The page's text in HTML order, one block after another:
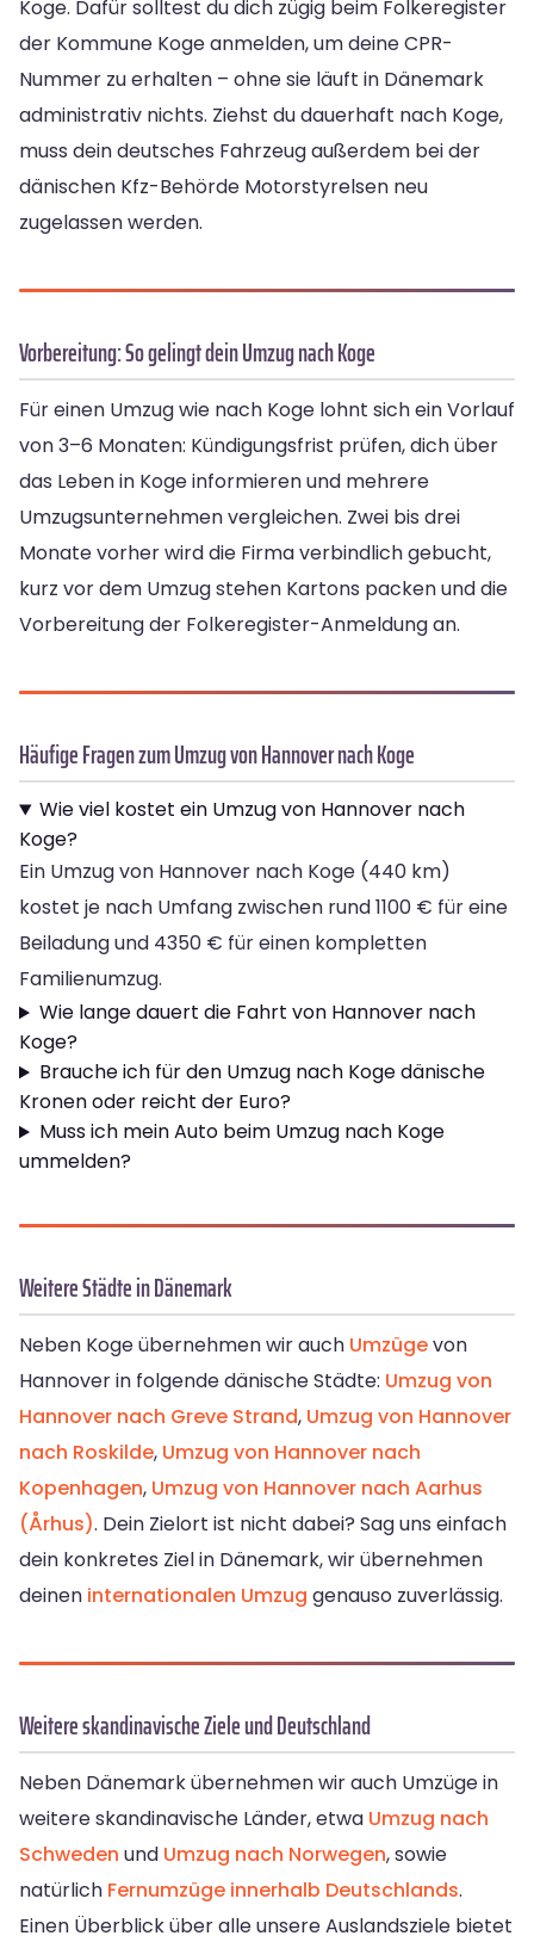
Koge. Dafür solltest du dich zügig beim Folkeregister
der Kommune Koge anmelden, um deine CPR-
Nummer zu erhalten – ohne sie läuft in Dänemark
administrativ nichts. Ziehst du dauerhaft nach Koge,
muss dein deutsches Fahrzeug außerdem bei der
dänischen Kfz-Behörde Motorstyrelsen neu
zugelassen werden.
Vorbereitung: So gelingt dein Umzug nach Koge
Für einen Umzug wie nach Koge lohnt sich ein Vorlauf
von 3–6 Monaten: Kündigungsfrist prüfen, dich über
das Leben in Koge informieren und mehrere
Umzugsunternehmen vergleichen. Zwei bis drei
Monate vorher wird die Firma verbindlich gebucht,
kurz vor dem Umzug stehen Kartons packen und die
Vorbereitung der Folkeregister-Anmeldung an.
Häufige Fragen zum Umzug von Hannover nach Koge
Wie viel kostet ein Umzug von Hannover nach
Koge?
Ein Umzug von Hannover nach Koge (440 km)
kostet je nach Umfang zwischen rund 1100 € für eine
Beiladung und 4350 € für einen kompletten
Familienumzug.
Wie lange dauert die Fahrt von Hannover nach
Koge?
Brauche ich für den Umzug nach Koge dänische
Kronen oder reicht der Euro?
Muss ich mein Auto beim Umzug nach Koge
ummelden?
Weitere Städte in Dänemark
Neben Koge übernehmen wir auch Umzügevon
Hannover in folgende dänische Städte: Umzug von
Hannover nach Greve Strand, Umzug von Hannover
nach Roskilde, Umzug von Hannover nach
Kopenhagen, Umzug von Hannover nach Aarhus
(Århus). Dein Zielort ist nicht dabei? Sag uns einfach
dein konkretes Ziel in Dänemark, wir übernehmen
deinen internationalen Umzug genauso zuverlässig.
Weitere skandinavische Ziele und Deutschland
Neben Dänemark übernehmen wir auch Umzüge in
weitere skandinavische Länder, etwa Umzug nach
Schweden und Umzug nach Norwegen, sowie
natürlich Fernumzüge innerhalb Deutschlands.
Einen Überblick über alle unsere Auslandsziele bietet